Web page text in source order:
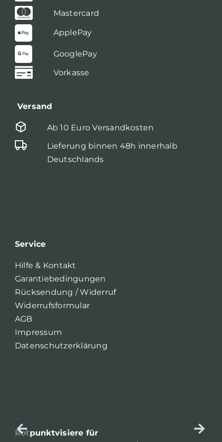
Mastercard
ApplePay
GooglePay
Vorkasse
Versand
Ab 10 Euro Versandkosten
Lieferung binnen 48h innerhalb
Deutschlands
Service
Hilfe & Kontakt
Garantiebedingungen
Rücksendung / Widerruf
Widerrufsformular
AGB
Impressum
Datenschutzerklärung
Rotpunktvisiere für